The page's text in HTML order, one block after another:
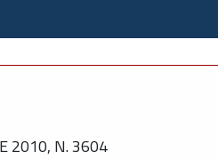
2010, N. 3604